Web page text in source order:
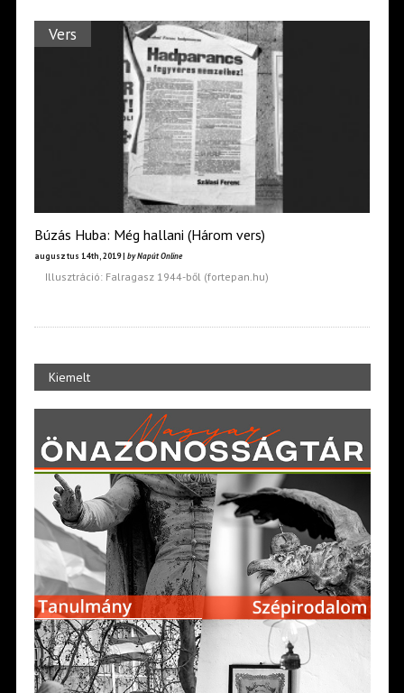
Vers
Búzás Huba: Még hallani (Három vers)
augusztus 14th, 2019 | by Napút Online
Illusztráció: Falragasz 1944-ből (fortepan.hu)
Kiemelt